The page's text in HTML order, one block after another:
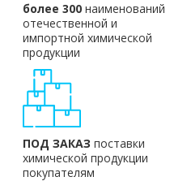
более 300наименований
отечественной и
импортной химической
продукции
ПОД ЗАКАЗ поставки
химической продукции
покупателям